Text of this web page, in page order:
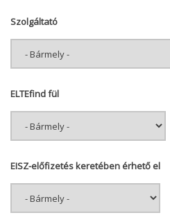
Szolgáltató
ELTEfind fül
EISZ-előfizetés keretében érhető el